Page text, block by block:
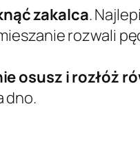
zakalca.
rozwali
osusz i rozłóż
dno.